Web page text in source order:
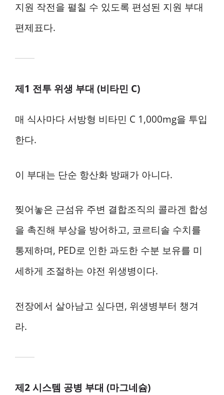
지원 작전을 펼칠 수 있도록 편성된 지원 부대
편제표다.
제1 전투 위생 부대 (비타민 C)
매 식사마다 서방형 비타민 C 1,000mg을 투입
한다.
이 부대는 단순 항산화 방패가 아니다.
찢어놓은 근섬유 주변 결합조직의 콜라겐 합성
을 촉진해 부상을 방어하고, 코르티솔 수치를
통제하며, PED로 인한 과도한 수분 보유를 미
세하게 조절하는 야전 위생병이다.
전장에서 살아남고 싶다면, 위생병부터 챙겨
라.
제2 시스템 공병 부대 (마그네슘)